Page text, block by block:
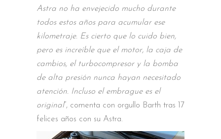
Astra no ha envejecido mucho durante
todos estos años para acumular ese
kilometraje. Es cierto que lo cuido bien,
pero es increíble que el motor, la caja de
cambios, el turbocompresor y la bomba
de alta presión nunca hayan necesitado
atención. Incluso el embrague es el
original”, comenta con orgullo Barth tras 17
felices años con su Astra.